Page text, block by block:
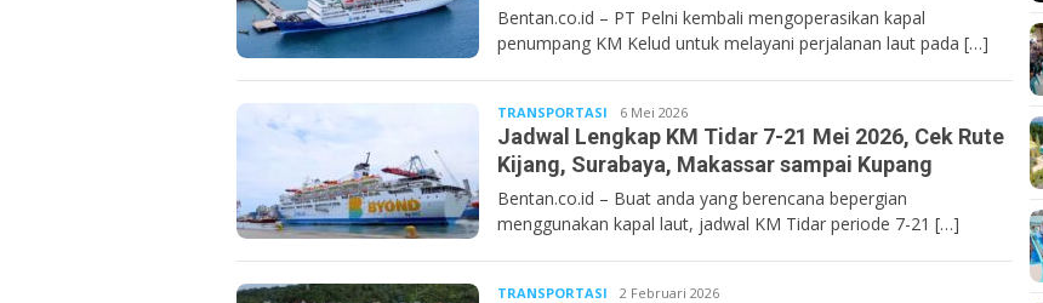
Bentan.co.id – PT Pelni kembali mengoperasikan kapal
penumpang KM Kelud untuk melayani perjalanan laut pada […]
TRANSPORTASI Bentancoid
6 Mei 2026
Jadwal Lengkap KM Tidar 7-21 Mei 2026, Cek Rute
Kijang, Surabaya, Makassar sampai Kupang
Bentan.co.id – Buat anda yang berencana bepergian
menggunakan kapal laut, jadwal KM Tidar periode 7-21 […]
TRANSPORTASI Bentancoid
2 Februari 2026